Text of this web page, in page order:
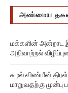
அண்மைய
அறிவாற்றல்
சுழல் விண்மீன்
மாறுவதற்கு முன்பு